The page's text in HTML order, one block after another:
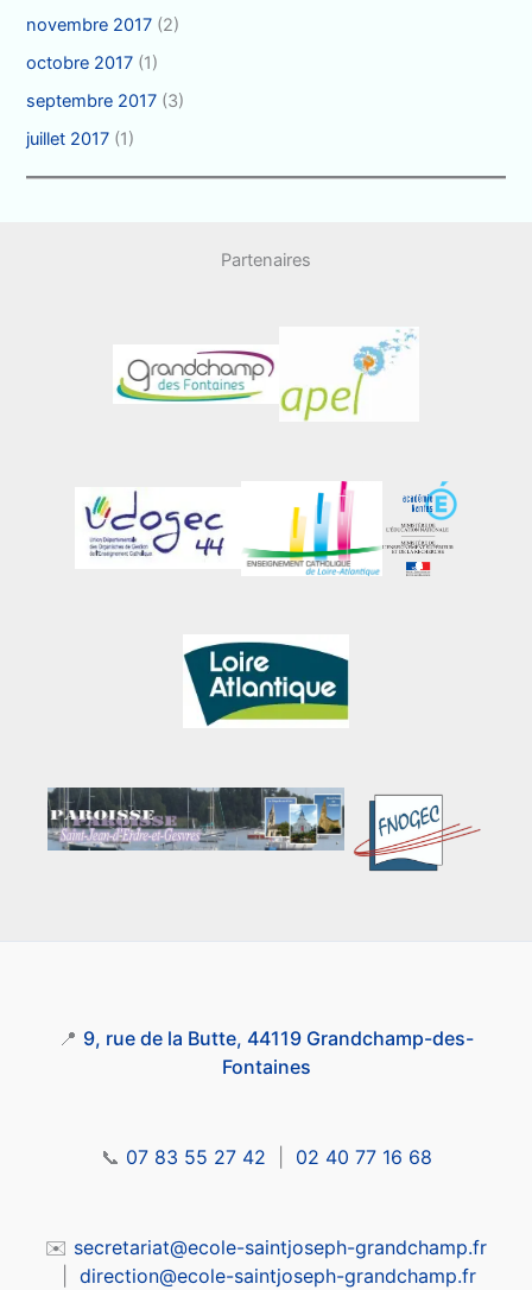
novembre 2017 (2)
octobre 2017 (1)
septembre 2017 (3)
juillet 2017 (1)
Partenaires
📍 9, rue de la Butte, 44119 Grandchamp-des-
Fontaines
📞 07 83 55 27 42 02 40 77 16 68
✉️ secretariat@ecole-saintjoseph-grandchamp.fr
direction@ecole-saintjoseph-grandchamp.fr